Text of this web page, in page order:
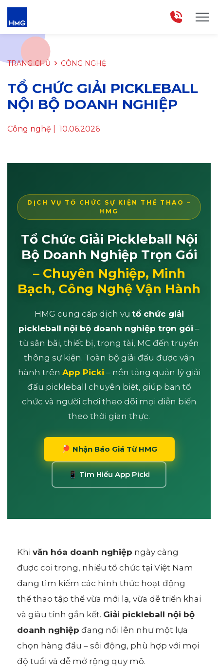
TRANG CHỦ CÔNG NGHỆ
TỔ CHỨC GIẢI PICKLEBALL
NỘI BỘ DOANH NGHIỆP
Công nghệ | 10.06.2026
DỊCH VỤ TỔ CHỨC SỰ KIỆN THỂ THAO –
HMG
Tổ Chức Giải Pickleball Nội
Bộ Doanh Nghiệp Trọn Gói
– Chuyên Nghiệp, Minh
Bạch, Công Nghệ Vận Hành
HMG cung cấp dịch vụ tổ chức giải
pickleball nội bộ doanh nghiệp trọn gói –
từ sân bãi, thiết bị, trọng tài, MC đến truyền
thông sự kiện. Toàn bộ giải đấu được vận
hành trên App Picki – nền tảng quản lý giải
đấu pickleball chuyên biệt, giúp ban tổ
chức và người chơi theo dõi mọi diễn biến
theo thời gian thực.
🏓 Nhận Báo Giá Từ HMG
📱 Tìm Hiểu App Picki
Khi văn hóa doanh nghiệp ngày càng
được coi trọng, nhiều tổ chức tại Việt Nam
đang tìm kiếm các hình thức hoạt động
thể thao tập thể vừa mới lạ, vừa dễ triển khai
và giàu tính gắn kết. Giải pickleball nội bộ
doanh nghiệp đang nổi lên như một lựa
chọn hàng đầu – sôi động, phù hợp với mọi
độ tuổi và dễ mở rộng quy mô.